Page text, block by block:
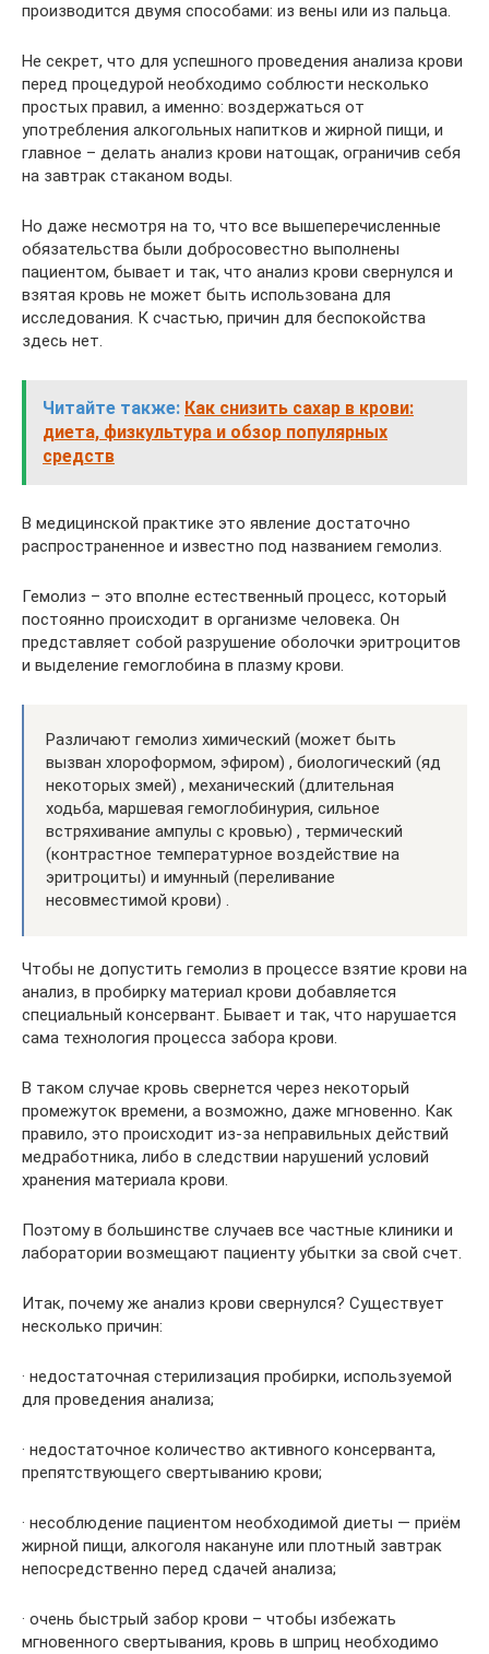
производится двумя способами: из вены или из пальца.
Не секрет, что для успешного проведения анализа крови
перед процедурой необходимо соблюсти несколько
простых правил, а именно: воздержаться от
употребления алкогольных напитков и жирной пищи, и
главное – делать анализ крови натощак, ограничив себя
на завтрак стаканом воды.
Но даже несмотря на то, что все вышеперечисленные
обязательства были добросовестно выполнены
пациентом, бывает и так, что анализ крови свернулся и
взятая кровь не может быть использована для
исследования. К счастью, причин для беспокойства
здесь нет.
Читайте также: Как снизить сахар в крови:
диета, физкультура и обзор популярных
средств
В медицинской практике это явление достаточно
распространенное и известно под названием гемолиз.
Гемолиз – это вполне естественный процесс, который
постоянно происходит в организме человека. Он
представляет собой разрушение оболочки эритроцитов
и выделение гемоглобина в плазму крови.
Различают гемолиз химический (может быть
вызван хлороформом, эфиром) , биологический (яд
некоторых змей) , механический (длительная
ходьба, маршевая гемоглобинурия, сильное
встряхивание ампулы с кровью) , термический
(контрастное температурное воздействие на
эритроциты) и имунный (переливание
несовместимой крови) .
Чтобы не допустить гемолиз в процессе взятие крови на
анализ, в пробирку материал крови добавляется
специальный консервант. Бывает и так, что нарушается
сама технология процесса забора крови.
В таком случае кровь свернется через некоторый
промежуток времени, а возможно, даже мгновенно. Как
правило, это происходит из-за неправильных действий
медработника, либо в следствии нарушений условий
хранения материала крови.
Поэтому в большинстве случаев все частные клиники и
лаборатории возмещают пациенту убытки за свой счет.
Итак, почему же анализ крови свернулся? Существует
несколько причин:
· недостаточная стерилизация пробирки, используемой
для проведения анализа;
· недостаточное количество активного консерванта,
препятствующего свертыванию крови;
· несоблюдение пациентом необходимой диеты — приём
жирной пищи, алкоголя накануне или плотный завтрак
непосредственно перед сдачей анализа;
· очень быстрый забор крови – чтобы избежать
мгновенного свертывания, кровь в шприц необходимо